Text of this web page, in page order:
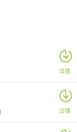
详情
详情